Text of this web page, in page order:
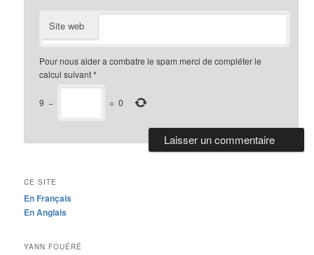
Site web
Pour nous aider a combatre le spam merci de compléter le
calcul suivant*
9 − = 0
CE SITE
En Français
En Anglais
YANN FOUÉRÉ